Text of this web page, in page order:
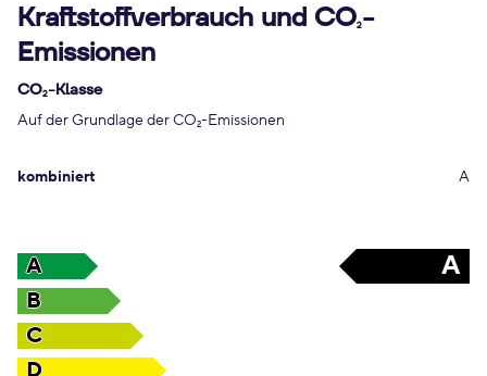
Kraftstoffverbrauch und CO2-
Emissionen
CO2-Klasse
Auf der Grundlage der CO2-Emissionen
kombiniert A
A A
B
C